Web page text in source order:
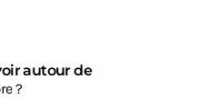
autour de
?